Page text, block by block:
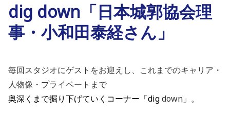
dig down「日本城郭協会理
事・小和田泰経さん」
毎回スタジオにゲストをお迎えし、これまでのキャリア・
人物像・プライベートまで
奥深くまで掘り下げていくコーナー「digdown」。